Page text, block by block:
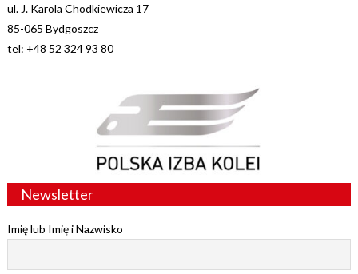
ul. J. Karola Chodkiewicza 17
85-065 Bydgoszcz
tel: +48 52 324 93 80
Newsletter
Imię lub Imię i Nazwisko